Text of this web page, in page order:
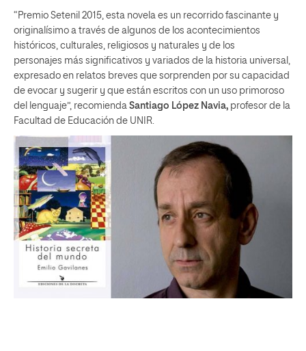
“Premio Setenil 2015, esta novela es un recorrido fascinante y
originalísimo a través de algunos de los acontecimientos
históricos, culturales, religiosos y naturales y de los
personajes más significativos y variados de la historia universal,
expresado en relatos breves que sorprenden por su capacidad
de evocar y sugerir y que están escritos con un uso primoroso
del lenguaje”, recomienda Santiago López Navia, profesor de la
Facultad de Educación de UNIR.